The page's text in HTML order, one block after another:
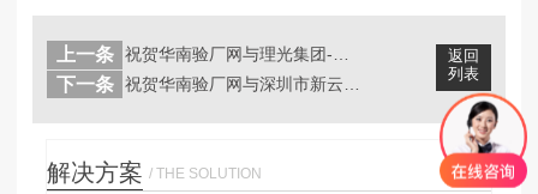
返回
列表
上一条
下一条
解决方案 / THE SOLUTION